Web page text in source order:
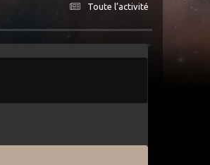
Toute l’activité